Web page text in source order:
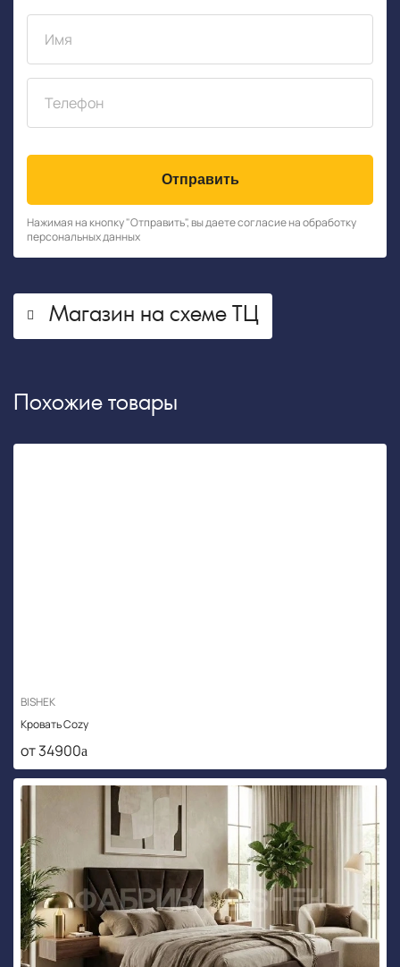
Отправить
Нажимая на кнопку "Отправить", вы даете согласие на обработку
персональных данных
Магазин на схеме ТЦ
Похожие товары
BISHEK
Кровать Cozy
от 34900